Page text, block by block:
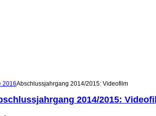
2016Abschlussjahrgang 2014/2015: Videofilm
2014/2015: